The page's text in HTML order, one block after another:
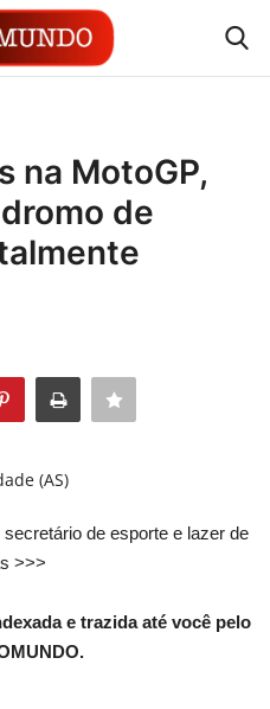
na MotoGP,
de
(AS)
de esporte e lazer de
>>>
e trazida até você pelo